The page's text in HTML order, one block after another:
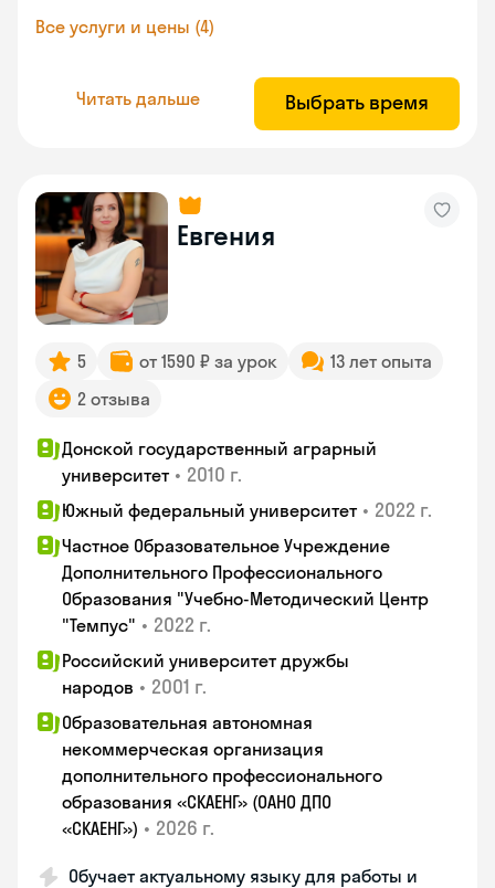
Все услуги и цены (4)
Читать дальше Выбрать время
Евгения
5 от 1590 ₽ за урок
13 лет опыта
2 отзыва
Донской государственный аграрный
университет • 2010 г.
Южный федеральный университет • 2022 г.
Частное Образовательное Учреждение
Дополнительного Профессионального
Образования "Учебно-Методический Центр
"Темпус" • 2022 г.
Российский университет дружбы
народов • 2001 г.
Образовательная автономная
некоммерческая организация
дополнительного профессионального
образования «СКАЕНГ» (ОАНО ДПО
«СКАЕНГ») • 2026 г.
Обучает актуальному языку для работы и